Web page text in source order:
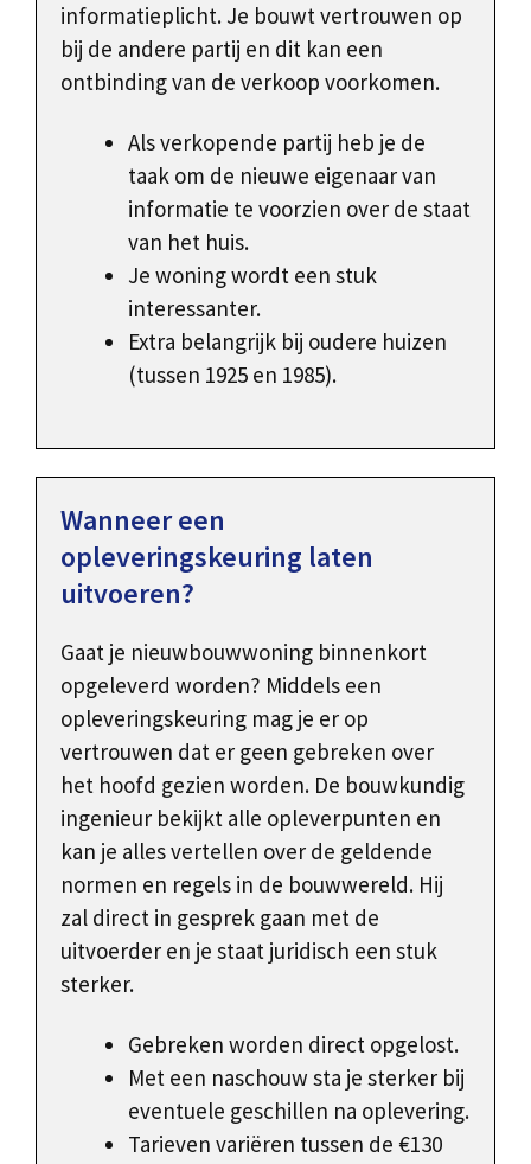
informatieplicht. Je bouwt vertrouwen op
bij de andere partij en dit kan een
ontbinding van de verkoop voorkomen.
Als verkopende partij heb je de
taak om de nieuwe eigenaar van
informatie te voorzien over de staat
van het huis.
Je woning wordt een stuk
interessanter.
Extra belangrijk bij oudere huizen
(tussen 1925 en 1985).
Wanneer een
opleveringskeuring laten
uitvoeren?
Gaat je nieuwbouwwoning binnenkort
opgeleverd worden? Middels een
opleveringskeuring mag je er op
vertrouwen dat er geen gebreken over
het hoofd gezien worden. De bouwkundig
ingenieur bekijkt alle opleverpunten en
kan je alles vertellen over de geldende
normen en regels in de bouwwereld. Hij
zal direct in gesprek gaan met de
uitvoerder en je staat juridisch een stuk
sterker.
Gebreken worden direct opgelost.
Met een naschouw sta je sterker bij
eventuele geschillen na oplevering.
Tarieven variëren tussen de €130